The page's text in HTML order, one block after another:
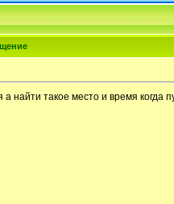
такое место и время когда